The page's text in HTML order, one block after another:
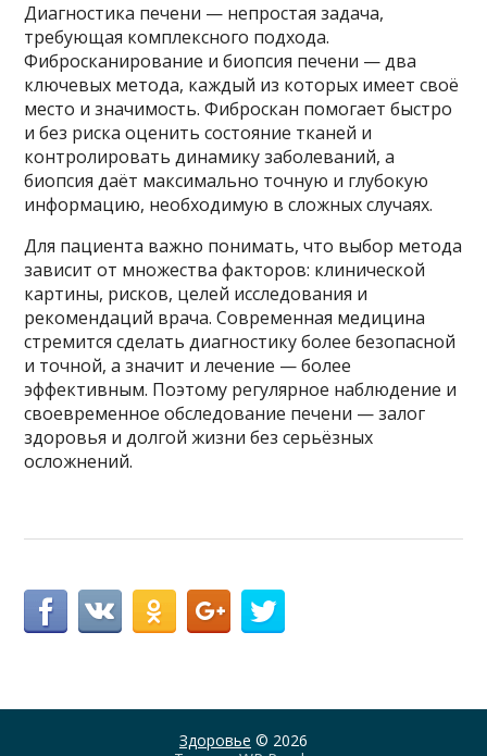
Диагностика печени — непростая задача,
требующая комплексного подхода.
Фибросканирование и биопсия печени — два
ключевых метода, каждый из которых имеет своё
место и значимость. Фиброскан помогает быстро
и без риска оценить состояние тканей и
контролировать динамику заболеваний, а
биопсия даёт максимально точную и глубокую
информацию, необходимую в сложных случаях.
Для пациента важно понимать, что выбор метода
зависит от множества факторов: клинической
картины, рисков, целей исследования и
рекомендаций врача. Современная медицина
стремится сделать диагностику более безопасной
и точной, а значит и лечение — более
эффективным. Поэтому регулярное наблюдение и
своевременное обследование печени — залог
здоровья и долгой жизни без серьёзных
осложнений.
Здоровье © 2026